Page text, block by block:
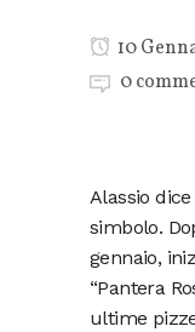
10
0
Alassio
simbolo.
gennaio,
“Pantera
ultime